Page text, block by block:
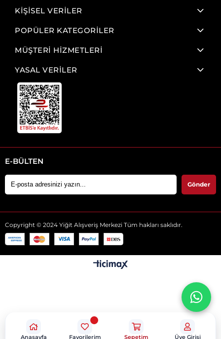
KİŞİSEL VERİLER
POPÜLER KATEGORİLER
MÜŞTERİ HİZMETLERİ
YASAL VERİLER
E-BÜLTEN
Gönder
Copyright © 2024 Yiğit Alışveriş Merkezi Tüm hakları saklıdır.
Anasayfa Favorilerim Sepetim Üye Girişi